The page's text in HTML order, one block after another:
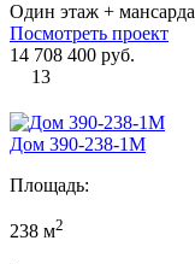
Один этаж + мансарда
Посмотреть проект
14 708 400 руб.
13
Дом 390-238-1М
Площадь:
238 м2